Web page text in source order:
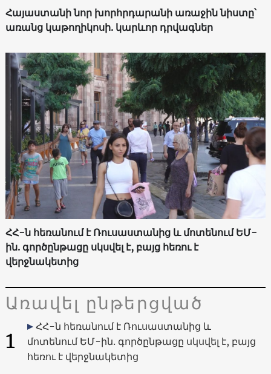
Հայաստանի նոր խորհրդարանի առաջին նիստը՝
առանց կաթողիկոսի. կարևոր դրվագներ
ՀՀ-ն հեռանում է Ռուսաստանից և մոտենում ԵՄ-
ին. գործընթացը սկսվել է, բայց հեռու է
վերջնակետից
Առավել ընթերցված
1
ՀՀ-ն հեռանում է Ռուսաստանից և
մոտենում ԵՄ-ին. գործընթացը սկսվել է, բայց
հեռու է վերջնակետից